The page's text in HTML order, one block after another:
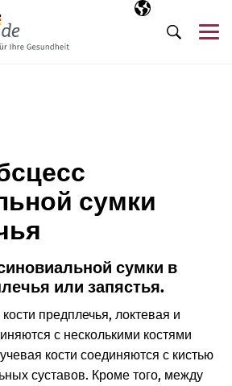
Выбранный
RU
Поиск
сумки
сумки в
или запястья.
предплечья, локтевая и
с несколькими костями
кости соединяются с кистью
суставов. Кроме того, между